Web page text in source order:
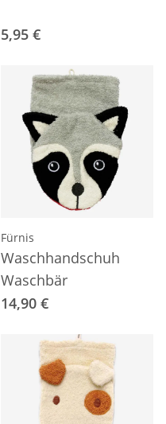
5,95 €
Fürnis
Waschhandschuh
Waschbär
14,90 €